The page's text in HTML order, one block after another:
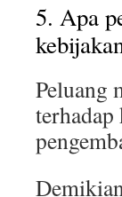
5. Apa
Peluang